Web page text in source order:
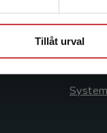
Tillåt urval
046-
Frågor